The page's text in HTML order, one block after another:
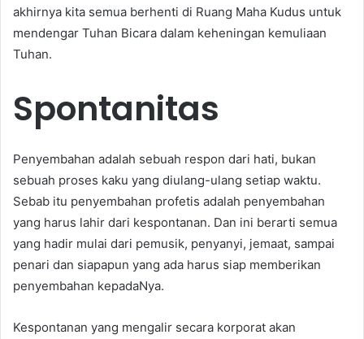
akhirnya kita semua berhenti di Ruang Maha Kudus untuk
mendengar Tuhan Bicara dalam keheningan kemuliaan
Tuhan.
Spontanitas
Penyembahan adalah sebuah respon dari hati, bukan
sebuah proses kaku yang diulang-ulang setiap waktu.
Sebab itu penyembahan profetis adalah penyembahan
yang harus lahir dari kespontanan. Dan ini berarti semua
yang hadir mulai dari pemusik, penyanyi, jemaat, sampai
penari dan siapapun yang ada harus siap memberikan
penyembahan kepadaNya.
Kespontanan yang mengalir secara korporat akan